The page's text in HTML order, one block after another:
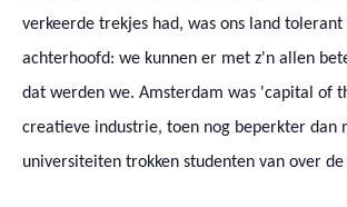
verkeerde trekjes had, was ons land
achterhoofd: we kunnen er met z'n allen
dat werden we. Amsterdam was 'capital of
creatieve industrie, toen nog beperkter dan
universiteiten trokken studenten van over